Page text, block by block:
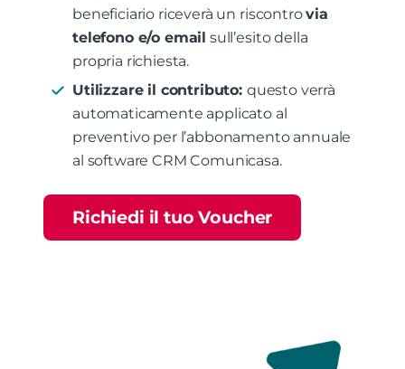
beneficiario riceverà un riscontrovia
telefono e/o email sull’esito della
propria richiesta.
Utilizzare il contributo: questo verrà
automaticamente applicato al
preventivo per l’abbonamento annuale
al software CRM Comunicasa.
Richiedi il tuo Voucher